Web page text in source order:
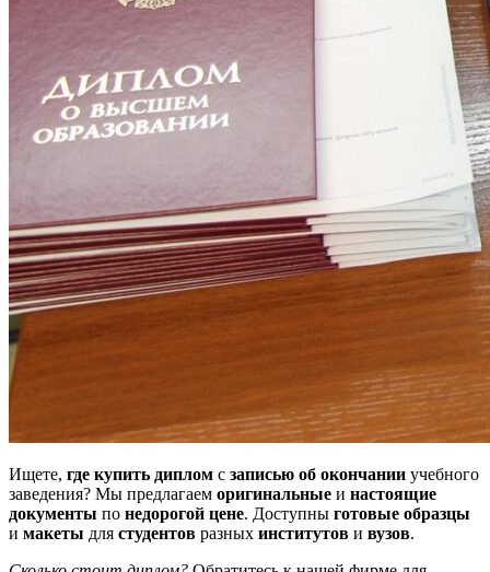
Ищете, где купить диплом с записью об окончании учебного
заведения? Мы предлагаем оригинальные и настоящие
документы по недорогой цене. Доступны готовые образцы
и макеты для студентов разных институтов и вузов.